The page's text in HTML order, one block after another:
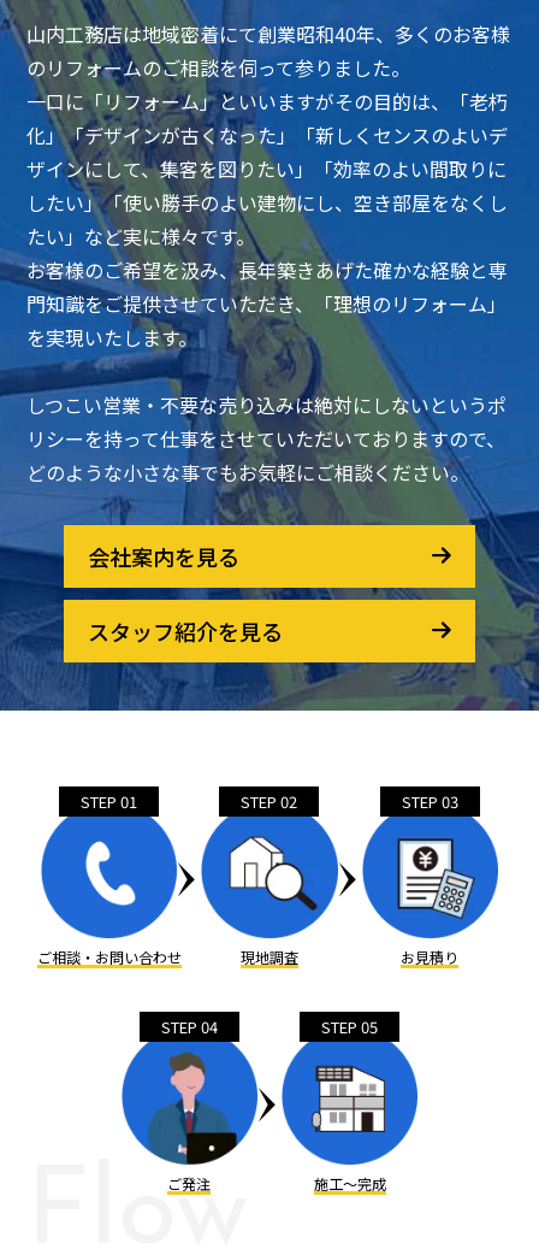
山内工務店は地域密着にて創業昭和40年、多くのお客様
のリフォームのご相談を伺って参りました。
一口に「リフォーム」といいますがその目的は、「老朽
化」「デザインが古くなった」「新しくセンスのよいデ
ザインにして、集客を図りたい」「効率のよい間取りに
したい」「使い勝手のよい建物にし、空き部屋をなくし
たい」など実に様々です。
お客様のご希望を汲み、長年築きあげた確かな経験と専
門知識をご提供させていただき、「理想のリフォーム」
を実現いたします。
しつこい営業・不要な売り込みは絶対にしないというポ
リシーを持って仕事をさせていただいておりますので、
どのような小さな事でもお気軽にご相談ください。
会社案内を見る
スタッフ紹介を見る
STEP 01
ご相談・お問い合わせ
STEP 02
現地調査
STEP 03
お見積り
STEP 04
ご発注
STEP 05
施工～完成
Flow